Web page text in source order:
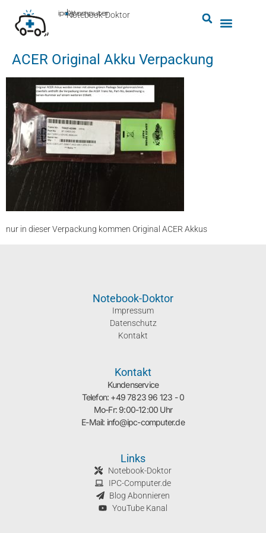
Notebook-Doktor
by
■
ipc-computer
ACER Original Akku Verpackung
nur in dieser Verpackung kommen Original ACER Akkus
Notebook-Doktor
Impressum
Datenschutz
Kontakt
Kontakt
Kundenservice
Telefon: +49 7823 96 123 - 0
Mo-Fr: 9:00-12:00 Uhr
E-Mail: info@ipc-computer.de
Links
Notebook-Doktor
IPC-Computer.de
Blog Abonnieren
YouTube Kanal